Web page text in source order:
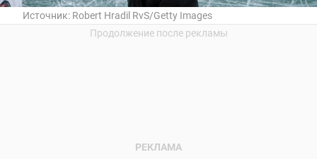
Источник: Robert Hradil RvS/Getty Images